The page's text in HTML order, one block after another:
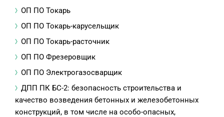
ОП ПО Токарь
ОП ПО Токарь-карусельщик
ОП ПО Токарь-расточник
ОП ПО Фрезеровщик
ОП ПО Электрогазосварщик
ДПП ПК БС-2: безопасность строительства и
качество возведения бетонных и железобетонных
конструкций, в том числе на особо-опасных,